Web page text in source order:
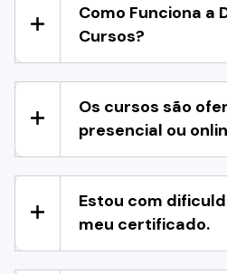
Como Funciona a
Cursos?
Os cursos são
presencial ou
Estou com
meu certificado.